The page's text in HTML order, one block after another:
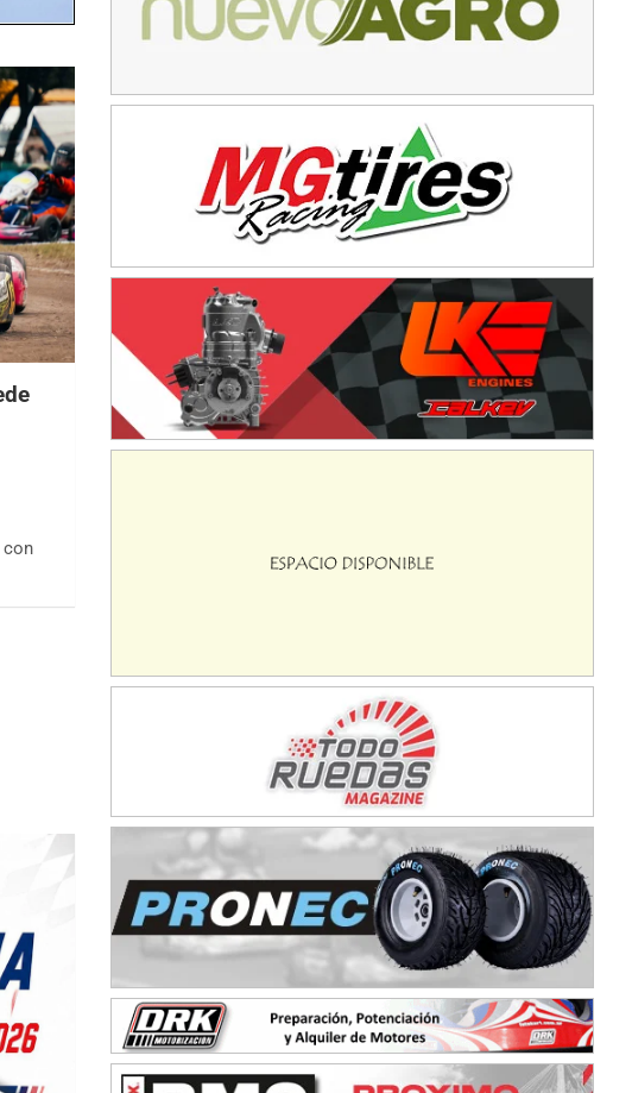
con
KDO - F6
Parque de la Velocidad (Asfalto)
Villaguay (Entre Ríos)
VICTORIENSE - F7
Victoria (Entre Ríos)
PATAGONICO - F6
Moto Club Reginense (Tierra)
Gral. E. Godoy (Río Negro)
CSK - F7
Juventud Unida (Tierra)
Humboldt (Santa Fe)
TUCUMANO - F5